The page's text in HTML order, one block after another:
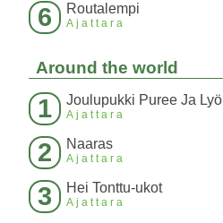
6 Routalempi
Ajattara
Around the world
1 Joulupukki Puree Ja Lyö
Ajattara
2 Naaras
Ajattara
3 Hei Tonttu-ukot
Ajattara